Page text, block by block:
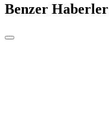
Benzer Haberler